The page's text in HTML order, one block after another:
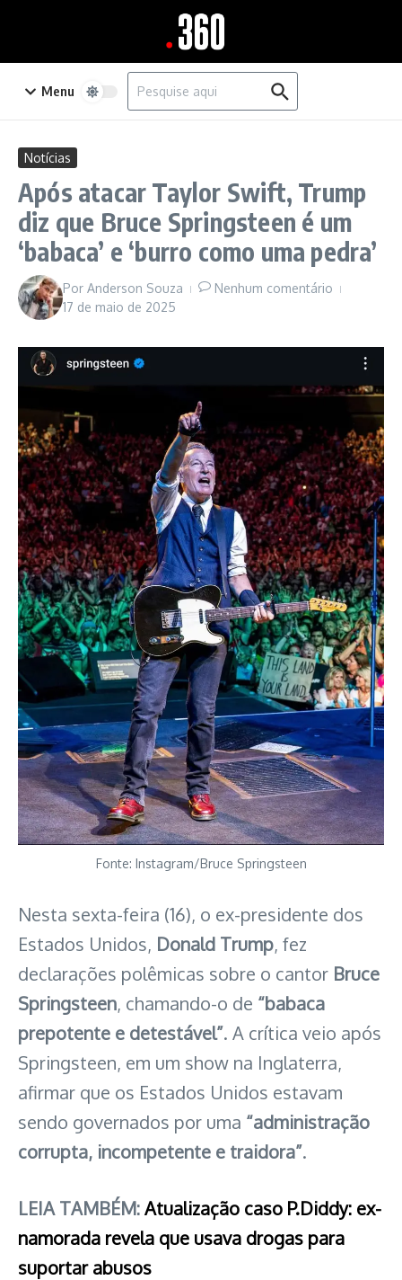
Menu
Procurar por:
Notícias
Após atacar Taylor Swift, Trump
diz que Bruce Springsteen é um
‘babaca’ e ‘burro como uma pedra’
Por Anderson Souza
Nenhum comentário
17 de maio de 2025
Fonte: Instagram/Bruce Springsteen
Nesta sexta-feira (16), o ex-presidente dos
Estados Unidos, Donald Trump, fez
declarações polêmicas sobre o cantor Bruce
Springsteen, chamando-o de “babaca
prepotente e detestável”. A crítica veio após
Springsteen, em um show na Inglaterra,
afirmar que os Estados Unidos estavam
sendo governados por uma “administração
corrupta, incompetente e traidora”.
LEIA TAMBÉM:Atualização caso P.Diddy: ex-
namorada revela que usava drogas para
suportar abusos